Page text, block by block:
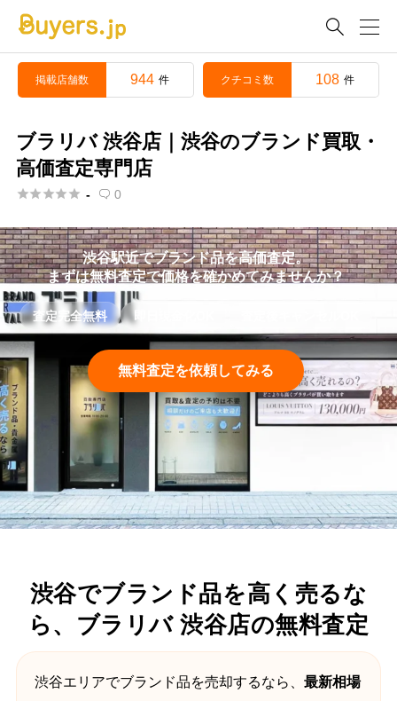

掲載店舗数 944 件 クチコミ数 108 件
ブラリバ 渋谷店｜渋谷のブランド買取・
高価査定専門店
 -  0
渋谷駅近でブランド品を高価査定。
まずは無料査定で価格を確かめてみませんか？
査定完全無料 即日現金化OK
無料査定を依頼してみる
渋谷でブランド品を高く売るな
ら、ブラリバ 渋谷店の無料査定
渋谷エリアでブランド品を売却するなら、 最新相場